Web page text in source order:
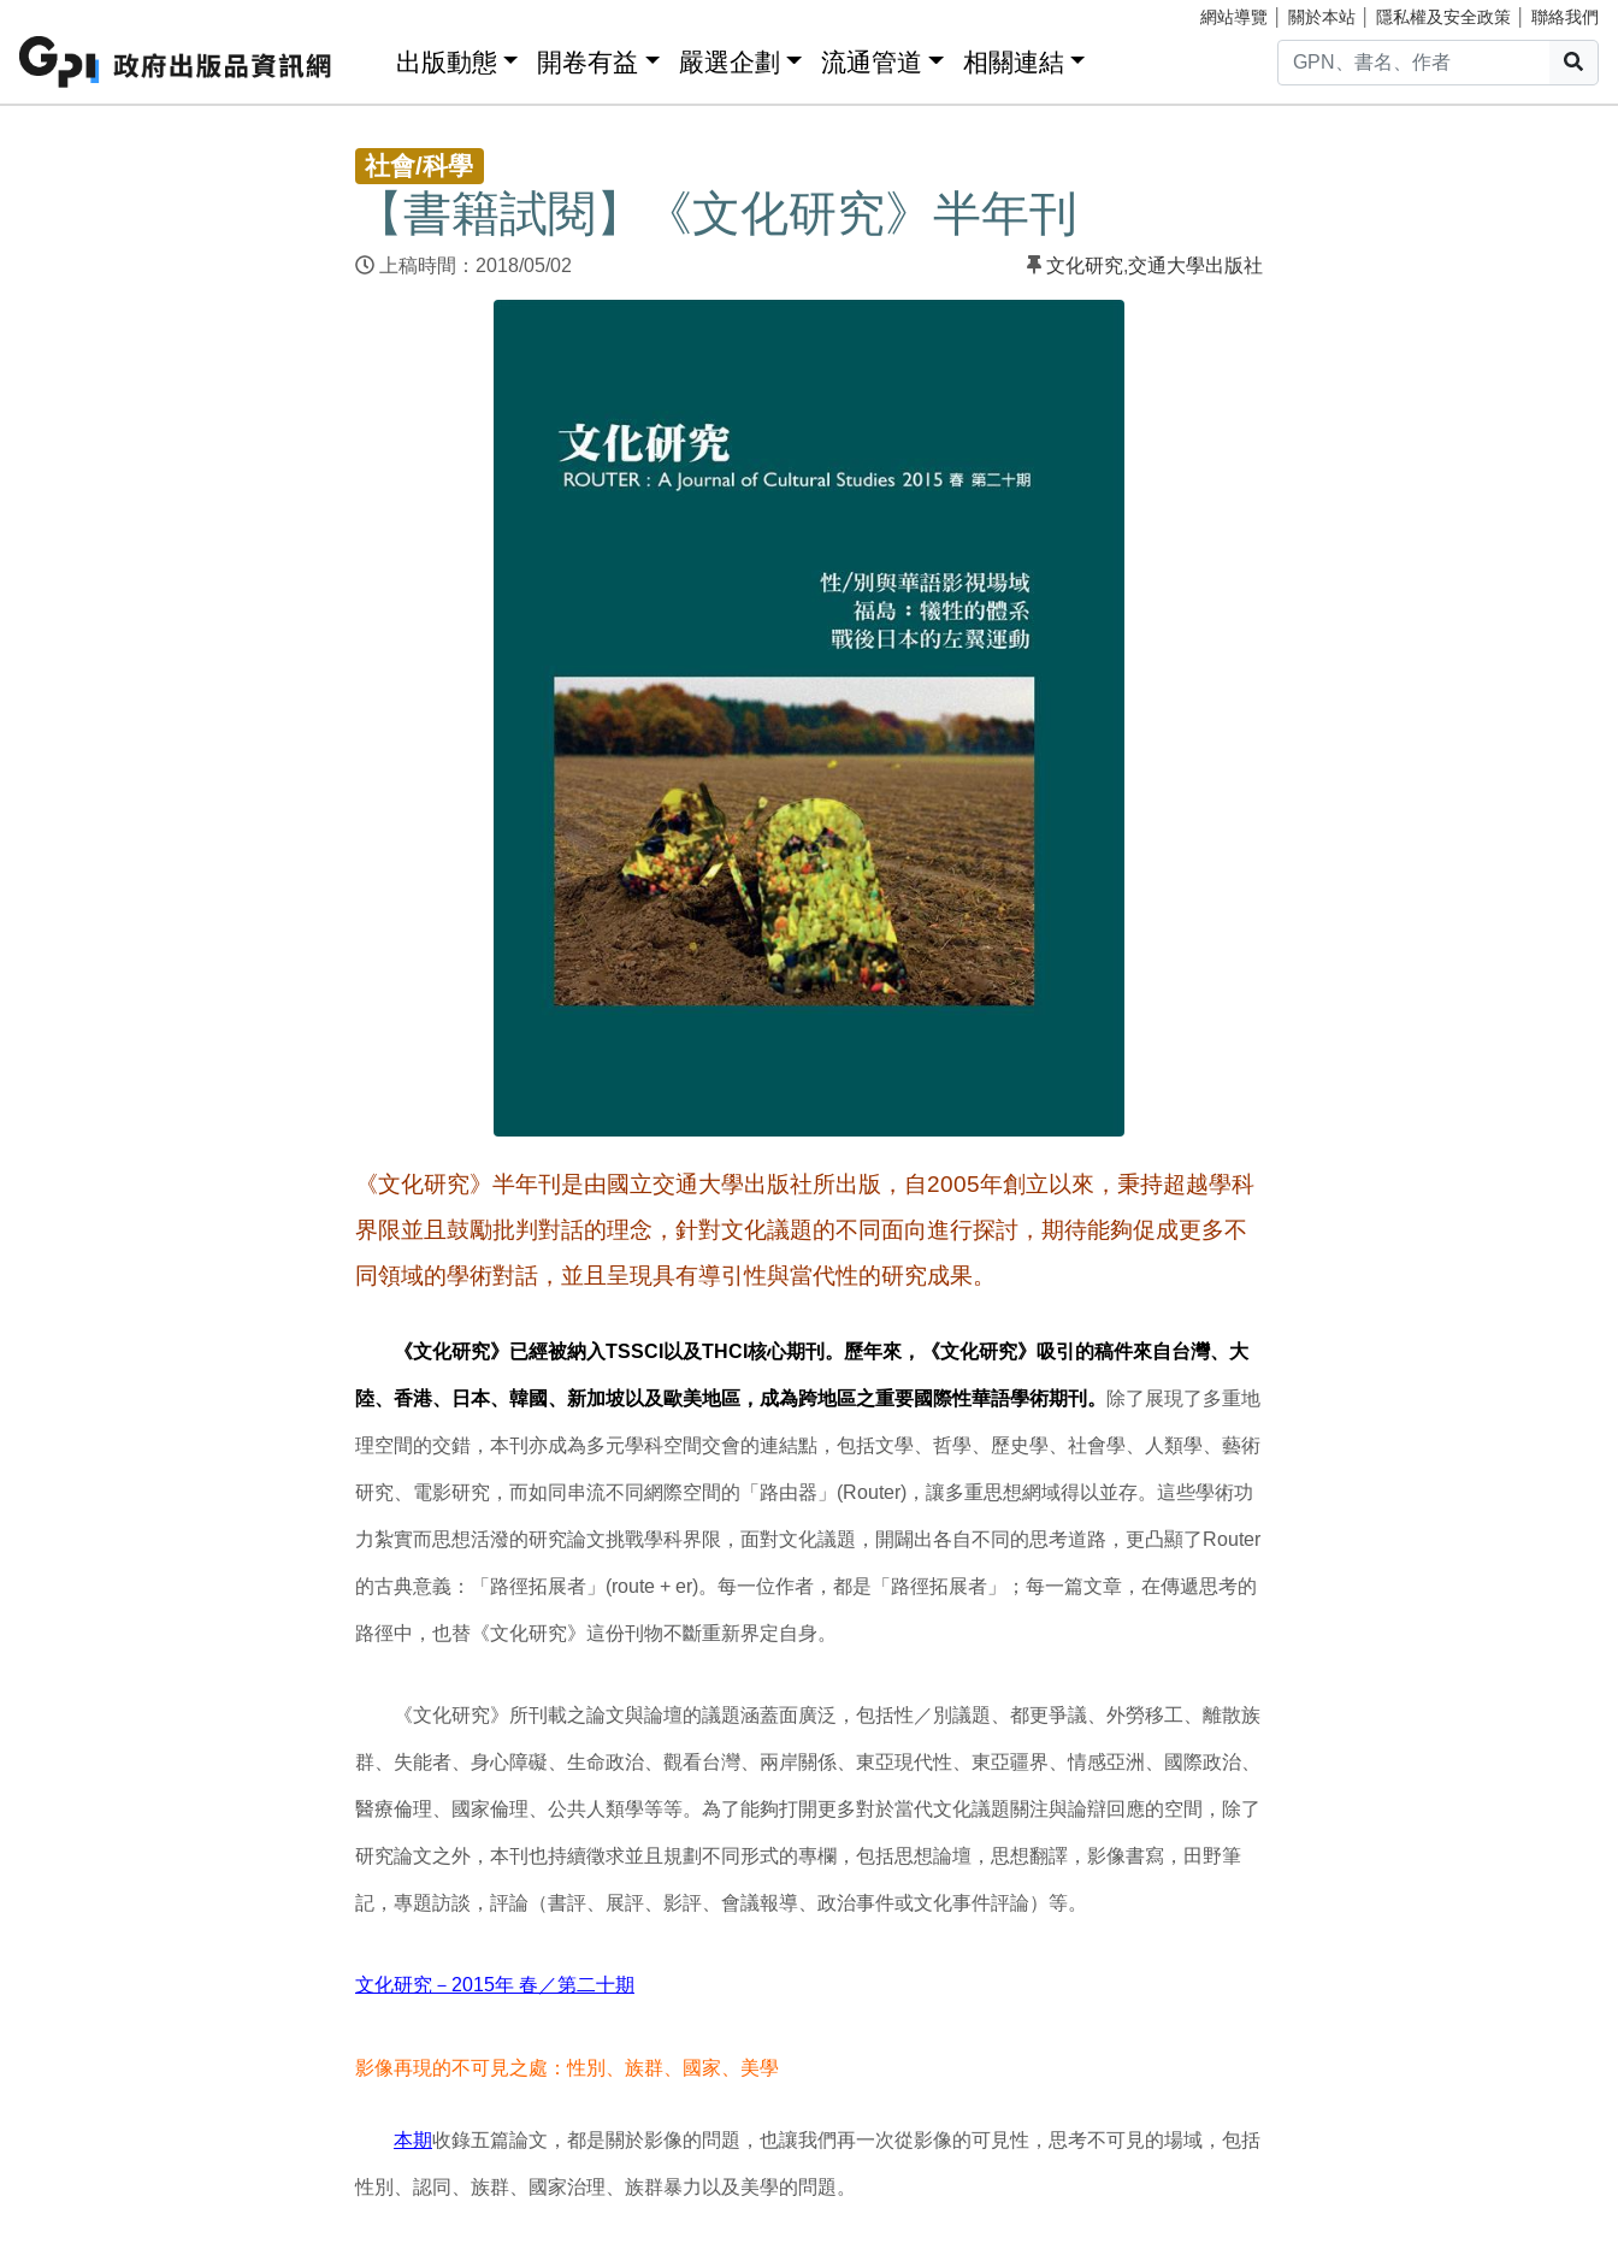
網站導覽 關於本站 隱私權及安全政策 聯絡我們
出版動態 開卷有益 嚴選企劃 流通管道 相關連結
社會/科學
【書籍試閱】《文化研究》半年刊
上稿時間：2018/05/02 文化研究,交通大學出版社
《文化研究》半年刊是由國立交通大學出版社所出版，自2005年創立以來，秉持超越學科
界限並且鼓勵批判對話的理念，針對文化議題的不同面向進行探討，期待能夠促成更多不
同領域的學術對話，並且呈現具有導引性與當代性的研究成果。
《文化研究》已經被納入TSSCI以及THCI核心期刊。歷年來，《文化研究》吸引的稿件來自台灣、大
陸、香港、日本、韓國、新加坡以及歐美地區，成為跨地區之重要國際性華語學術期刊。 除了展現了多重地
理空間的交錯，本刊亦成為多元學科空間交會的連結點，包括文學、哲學、歷史學、社會學、人類學、藝術
研究、電影研究，而如同串流不同網際空間的「路由器」(Router)，讓多重思想網域得以並存。這些學術功
力紮實而思想活潑的研究論文挑戰學科界限，面對文化議題，開闢出各自不同的思考道路，更凸顯了Router
的古典意義：「路徑拓展者」(route + er)。每一位作者，都是「路徑拓展者」；每一篇文章，在傳遞思考的
路徑中，也替《文化研究》這份刊物不斷重新界定自身。
《文化研究》所刊載之論文與論壇的議題涵蓋面廣泛，包括性／別議題、都更爭議、外勞移工、離散族
群、失能者、身心障礙、生命政治、觀看台灣、兩岸關係、東亞現代性、東亞疆界、情感亞洲、國際政治、
醫療倫理、國家倫理、公共人類學等等。為了能夠打開更多對於當代文化議題關注與論辯回應的空間，除了
研究論文之外，本刊也持續徵求並且規劃不同形式的專欄，包括思想論壇，思想翻譯，影像書寫，田野筆
記，專題訪談，評論（書評、展評、影評、會議報導、政治事件或文化事件評論）等。
文化研究－2015年 春／第二十期
影像再現的不可見之處：性別、族群、國家、美學
本期收錄五篇論文，都是關於影像的問題，也讓我們再一次從影像的可見性，思考不可見的場域，包括
性別、認同、族群、國家治理、族群暴力以及美學的問題。